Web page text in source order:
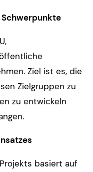
Ziel ist es, die
Zielgruppen zu
zu entwickeln
basiert auf